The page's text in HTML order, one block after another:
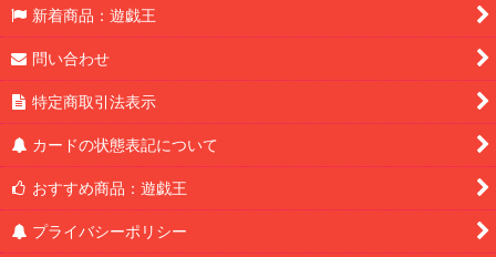
新着商品：遊戯王
問い合わせ
特定商取引法表示
カードの状態表記について
おすすめ商品：遊戯王
プライバシーポリシー